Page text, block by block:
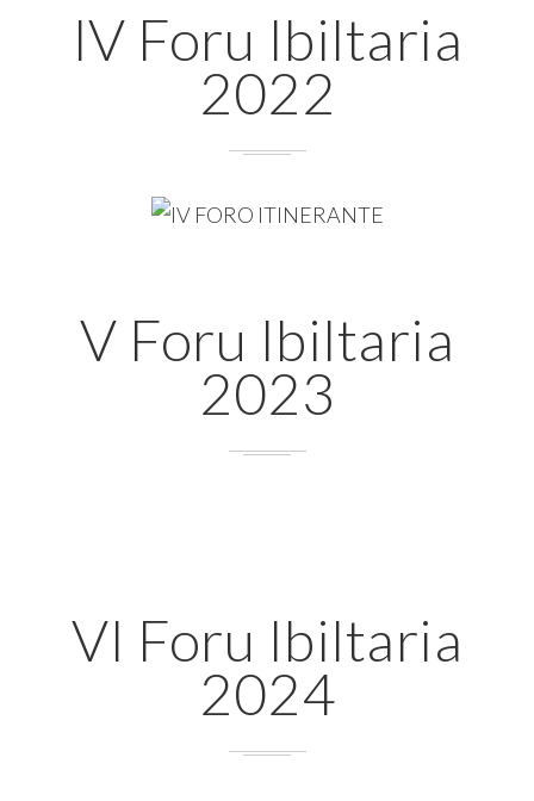
IV Foru Ibiltaria
2022
V Foru Ibiltaria
2023
VI Foru Ibiltaria
2024